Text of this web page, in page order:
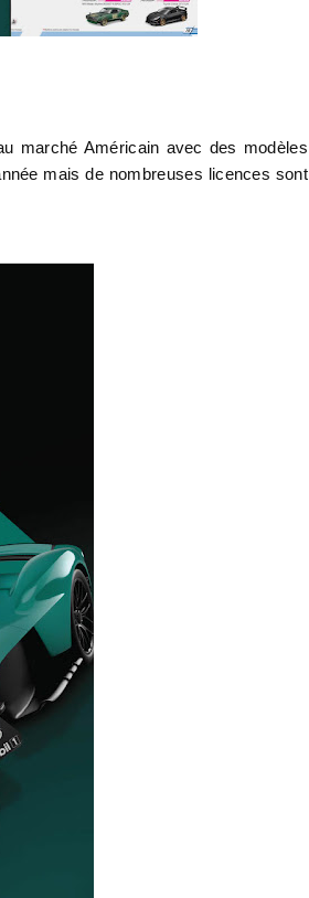
marché Américain avec des modèles
mais de nombreuses licences sont